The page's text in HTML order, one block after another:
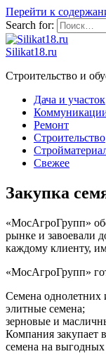
Перейти к
Search for:
Silikat18.ru
Строительство и
Дача и участок
Ремонт
Строительство
Свежее
Закупка
«МосАгроГрупп»
рынке и завоевали
каждому клиенту,
«МосАгроГрупп»
Семена однолетних
элитные семена;
зерновые и
Компания закупает
семена на выгодных